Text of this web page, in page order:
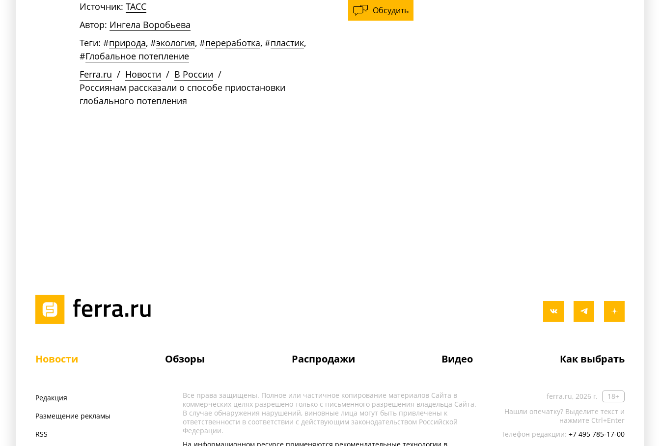
Обсудить
Источник: ТАСС
Автор: Ингела Воробьева
Теги: #природа, #экология, #переработка, #пластик,
#Глобальное потепление
Ferra.ru / Новости / В России /
Россиянам рассказали о способе приостановки
глобального потепления
Новости Обзоры Распродажи Видео Как выбрать
Редакция
Размещение рекламы
RSS
ferra.ru, 2026 г.
18+
Нашли опечатку? Выделите текст и
нажмите Ctrl+Enter
Телефон редакции: +7 495 785-17-00
Все права защищены. Полное или частичное копирование материалов Сайта в
коммерческих целях разрешено только с письменного разрешения владельца Сайта.
В случае обнаружения нарушений, виновные лица могут быть привлечены к
ответственности в соответствии с действующим законодательством Российской
Федерации.